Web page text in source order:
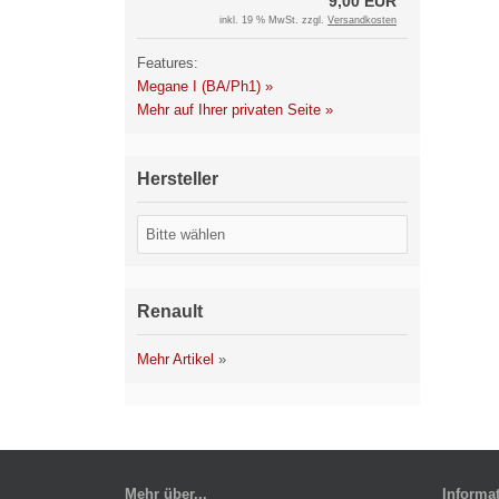
inkl. 19 % MwSt. zzgl. Versandkosten
Features:
Megane I (BA/Ph1) »
Mehr auf Ihrer privaten Seite »
Hersteller
Renault
Mehr Artikel »
Mehr über...